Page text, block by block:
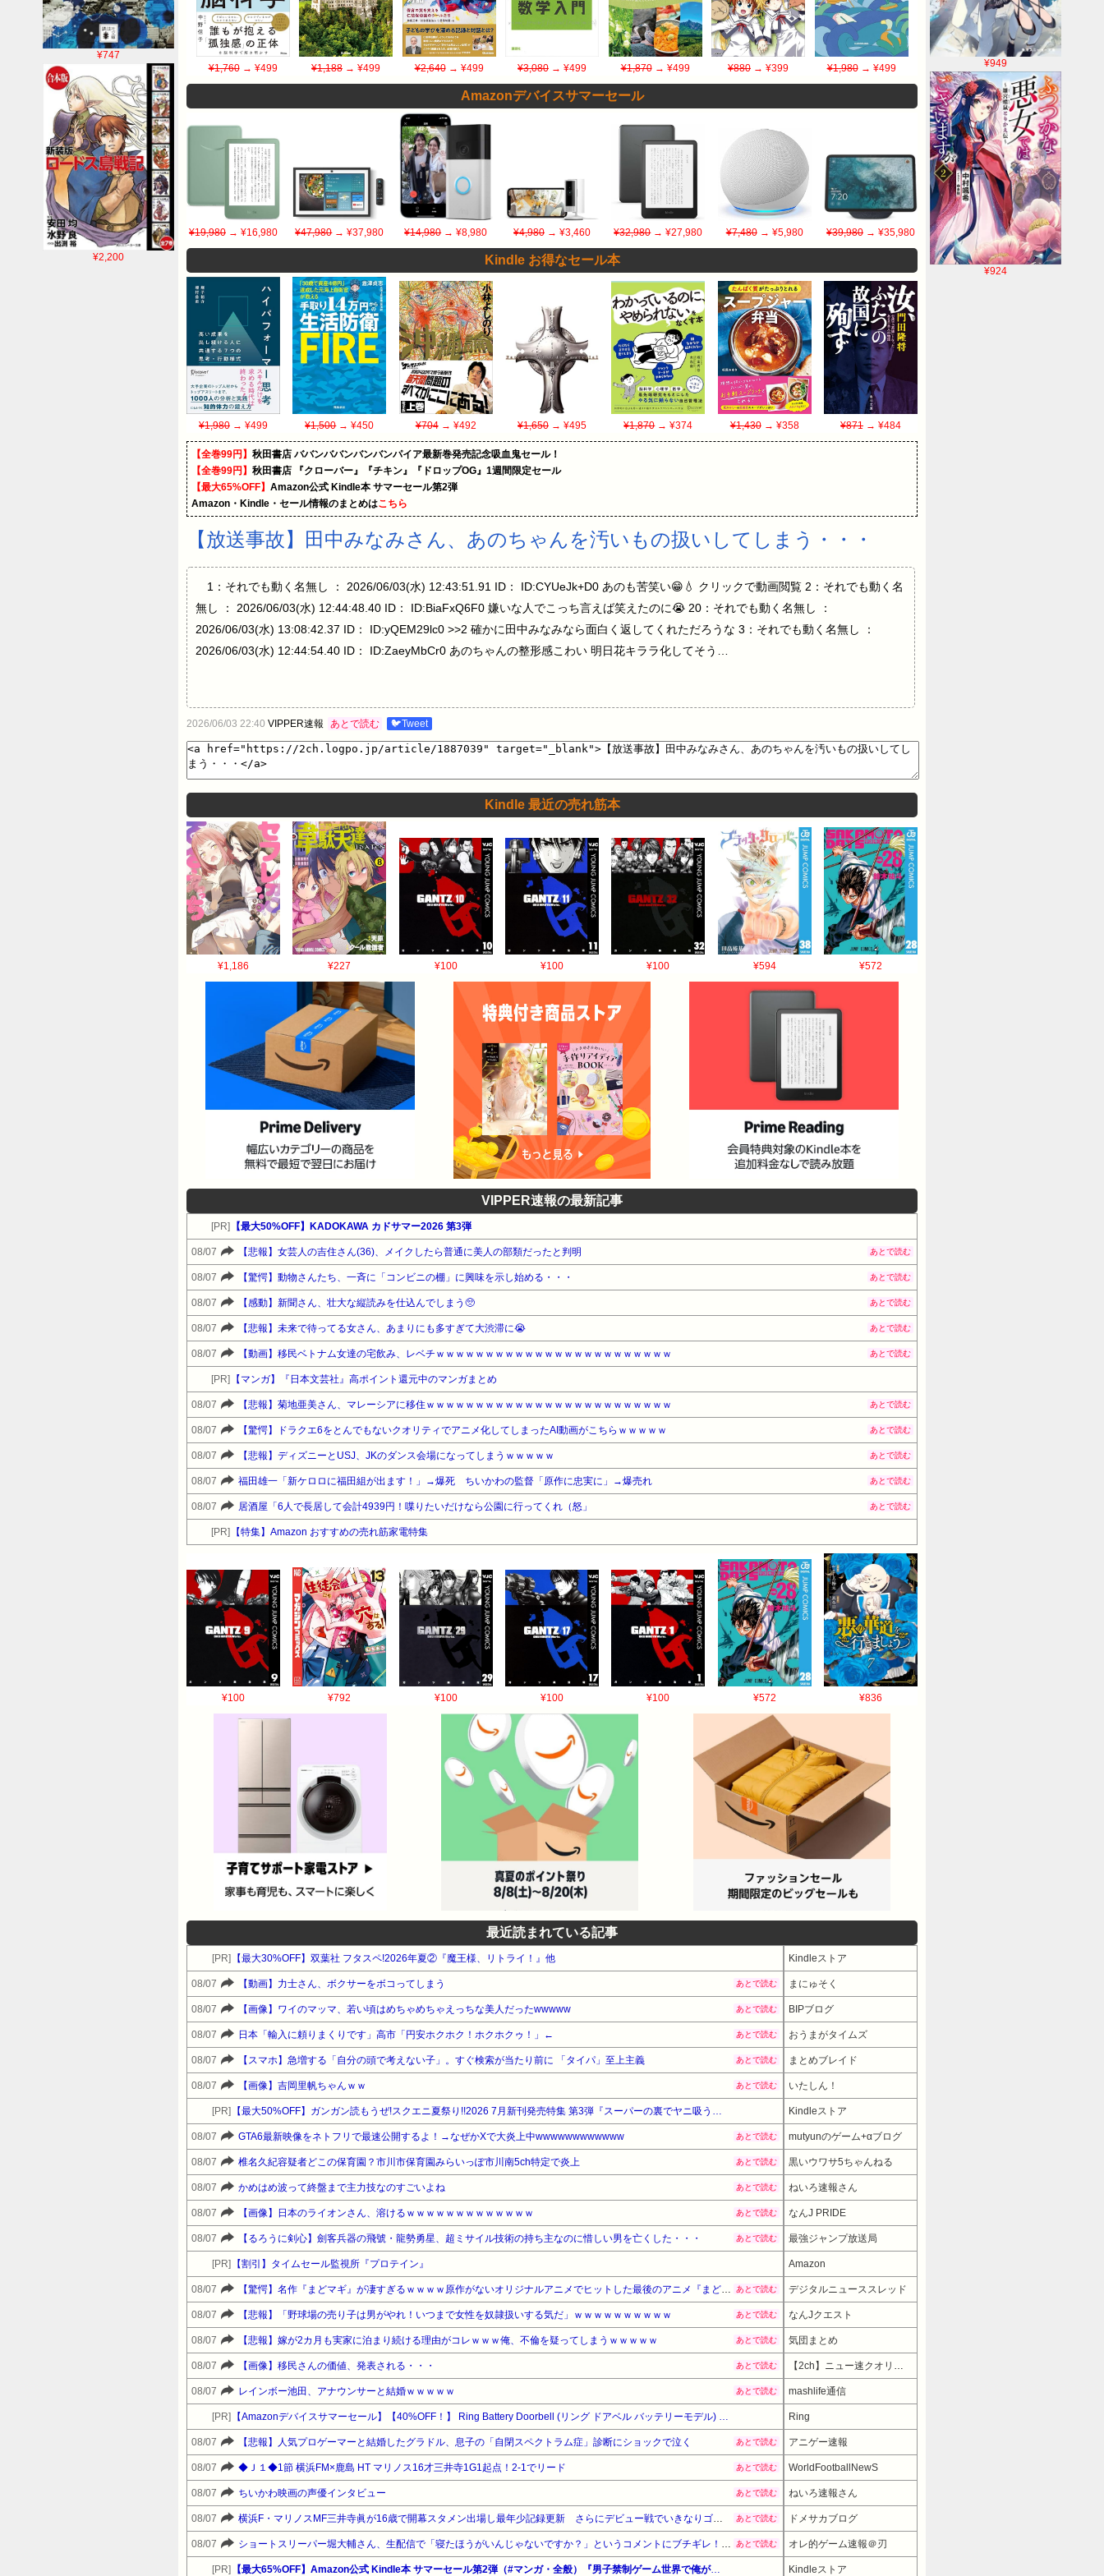
¥949
¥924
¥747
¥2,200
¥1,760→ ¥499 ¥1,188 → ¥499 ¥2,640→ ¥499 ¥3,080 → ¥499 ¥1,870→ ¥499 ¥880 → ¥399 ¥1,980→ ¥499
Amazonデバイスサマーセール
¥19,980 → ¥16,980 ¥47,980→ ¥37,980 ¥14,980→ ¥8,980 ¥4,980→ ¥3,460 ¥32,980→ ¥27,980 ¥7,480→ ¥5,980 ¥39,980→ ¥35,980
Kindle お得なセール本
¥1,980 → ¥499 ¥1,500→ ¥450 ¥704→ ¥492 ¥1,650→ ¥495 ¥1,870→ ¥374 ¥1,430→ ¥358 ¥871→ ¥484
【全巻99円】 秋田書店 ババンババンバンバンパイア最新巻発売記念吸血鬼セール！
【全巻99円】 秋田書店 『クローバー』『チキン』『ドロップOG』1週間限定セール
【最大65%OFF】 Amazon公式 Kindle本 サマーセール第2弾
Amazon・Kindle・セール情報のまとめはこちら
【放送事故】田中みなみさん、あのちゃんを汚いもの扱いしてしまう・・・
1：それでも動く名無し ： 2026/06/03(水) 12:43:51.91 ID： ID:CYUeJk+D0 あのも苦笑い😁💧 クリックで動画閲覧 2：それでも動く名
無し ： 2026/06/03(水) 12:44:48.40 ID： ID:BiaFxQ6F0 嫌いな人でこっち言えば笑えたのに😭 20：それでも動く名無し ：
2026/06/03(水) 13:08:42.37 ID： ID:yQEM29lc0 >>2 確かに田中みなみなら面白く返してくれただろうな 3：それでも動く名無し ：
2026/06/03(水) 12:44:54.40 ID： ID:ZaeyMbCr0 あのちゃんの整形感こわい 明日花キララ化してそう…
2026/06/03 22:40 VIPPER速報 あとで読む 🐦Tweet
Kindle 最近の売れ筋本
¥1,186 ¥227 ¥100 ¥100 ¥100 ¥594 ¥572
VIPPER速報の最新記事
[PR] 【最大50%OFF】KADOKAWA カドサマー2026 第3弾
08/07 【悲報】女芸人の吉住さん(36)、メイクしたら普通に美人の部類だったと判明 あとで読む
08/07 【驚愕】動物さんたち、一斉に「コンビニの棚」に興味を示し始める・・・ あとで読む
08/07 【感動】新聞さん、壮大な縦読みを仕込んでしまう🥺 あとで読む
08/07 【悲報】未来で待ってる女さん、あまりにも多すぎて大渋滞に😭 あとで読む
08/07 【動画】移民ベトナム女達の宅飲み、レベチｗｗｗｗｗｗｗｗｗｗｗｗｗｗｗｗｗｗｗｗｗｗｗｗ あとで読む
[PR] 【マンガ】『日本文芸社』高ポイント還元中のマンガまとめ
08/07 【悲報】菊地亜美さん、マレーシアに移住ｗｗｗｗｗｗｗｗｗｗｗｗｗｗｗｗｗｗｗｗｗｗｗｗｗ あとで読む
08/07 【驚愕】ドラクエ6をとんでもないクオリティでアニメ化してしまったAI動画がこちらｗｗｗｗｗ あとで読む
08/07 【悲報】ディズニーとUSJ、JKのダンス会場になってしまうｗｗｗｗｗ あとで読む
08/07 福田雄一「新ケロロに福田組が出ます！」→爆死 ちいかわの監督「原作に忠実に」→爆売れ あとで読む
08/07 居酒屋「6人で長居して会計4939円！喋りたいだけなら公園に行ってくれ（怒」 あとで読む
[PR] 【特集】Amazon おすすめの売れ筋家電特集
¥100 ¥792 ¥100 ¥100 ¥100 ¥572 ¥836
最近読まれている記事
[PR] 【最大30%OFF】双葉社 フタスペ!2026年夏②『魔王様、リトライ！』他 Kindleストア
08/07 【動画】力士さん、ボクサーをボコってしまう あとで読む まにゅそく
08/07 【画像】ワイのマッマ、若い頃はめちゃめちゃえっちな美人だったwwwww あとで読む BIPブログ
08/07 日本「輸入に頼りまくりです」高市「円安ホクホク！ホクホクゥ！」← あとで読む おうまがタイムズ
08/07 【スマホ】急増する「自分の頭で考えない子」。すぐ検索が当たり前に 「タイパ」至上主義 あとで読む まとめブレイド
08/07 【画像】吉岡里帆ちゃんｗｗ あとで読む いたしん！
[PR] 【最大50%OFF】ガンガン読もうぜ!スクエニ夏祭り!!2026 7月新刊発売特集 第3弾『スーパーの裏でヤニ吸うふたり』他 Kindleストア
08/07 GTA6最新映像をネトフリで最速公開するよ！→なぜかXで大炎上中wwwwwwwwwwww あとで読む mutyunのゲーム+αブログ
08/07 椎名久紀容疑者どこの保育園？市川市保育園みらいっぽ市川南5ch特定で炎上 あとで読む 黒いウワサ5ちゃんねる
08/07 かめはめ波って終盤まで主力技なのすごいよね あとで読む ねいろ速報さん
08/07 【画像】日本のライオンさん、溶けるｗｗｗｗｗｗｗｗｗｗｗｗｗ あとで読む なんJ PRIDE
08/07 【るろうに剣心】劍客兵器の飛號・龍勢勇星、超ミサイル技術の持ち主なのに惜しい男を亡くした・・・ あとで読む 最強ジャンプ放送局
[PR] 【割引】タイムセール監視所『プロテイン』 Amazon
08/07 【驚愕】名作『まどマギ』が凄すぎるｗｗｗｗ原作がないオリジナルアニメでヒットした最後のアニメ『まどマギ』（2011）を最後にヒットなし…もしかして… あとで読む デジタルニューススレッド
08/07 【悲報】「野球場の売り子は男がやれ！いつまで女性を奴隷扱いする気だ」ｗｗｗｗｗｗｗｗｗｗ あとで読む なんJクエスト
08/07 【悲報】嫁が2カ月も実家に泊まり続ける理由がコレｗｗｗ俺、不倫を疑ってしまうｗｗｗｗｗ あとで読む 気団まとめ
08/07 【画像】移民さんの価値、発表される・・・ あとで読む 【2ch】ニュー速クオリティ
08/07 レインボー池田、アナウンサーと結婚ｗｗｗｗｗ あとで読む mashlife通信
[PR] 【Amazonデバイスサマーセール】【40%OFF！】 Ring Battery Doorbell (リング ドアベル バッテリーモデル) | ワンタッチ取り付け | ドア前防犯カメラ用途にも | スマホ対応ドアホン | 本体充電も簡単 | Ring Home プラン30日間無料体験付き - サテンニッケル Ring
08/07 【悲報】人気プロゲーマーと結婚したグラドル、息子の「自閉スペクトラム症」診断にショックで泣く あとで読む アニゲー速報
08/07 ◆Ｊ１◆1節 横浜FM×鹿島 HT マリノス16才三井寺1G1起点！2-1でリード あとで読む WorldFootballNewS
08/07 ちいかわ映画の声優インタビュー あとで読む ねいろ速報さん
08/07 横浜F・マリノスMF三井寺眞が16歳で開幕スタメン出場し最年少記録更新 さらにデビュー戦でいきなりゴール あとで読む ドメサカブログ
08/07 ショートスリーパー堀大輔さん、生配信で「寝たほうがいんじゃないですか？」というコメントにブチギレ！ガチで怖すぎると話題に・・・ あとで読む オレ的ゲーム速報＠刃
[PR] 【最大65%OFF】Amazon公式 Kindle本 サマーセール第2弾（#マンガ・全般）『男子禁制ゲーム世界で俺がやるべき唯一のこと』他 Kindleストア